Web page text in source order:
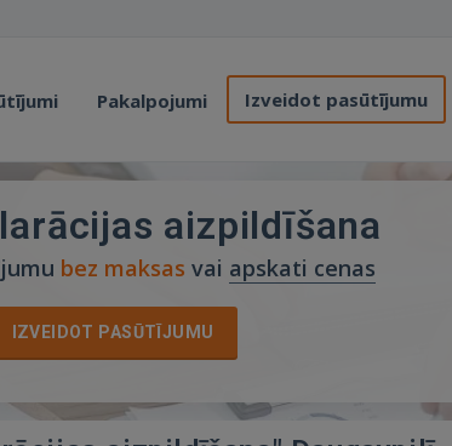
Pakalpojumi Izveidot pasūtījumu
aizpildīšana
bez maksas vai apskati cenas
IZVEIDOT PASŪTĪJUMU